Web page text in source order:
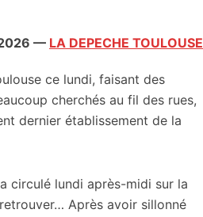
— LA DEPECHE TOULOUSE
ce lundi, faisant des
cherchés au fil des rues,
dernier établissement de la
circulé lundi après-midi sur la
Après avoir sillonné